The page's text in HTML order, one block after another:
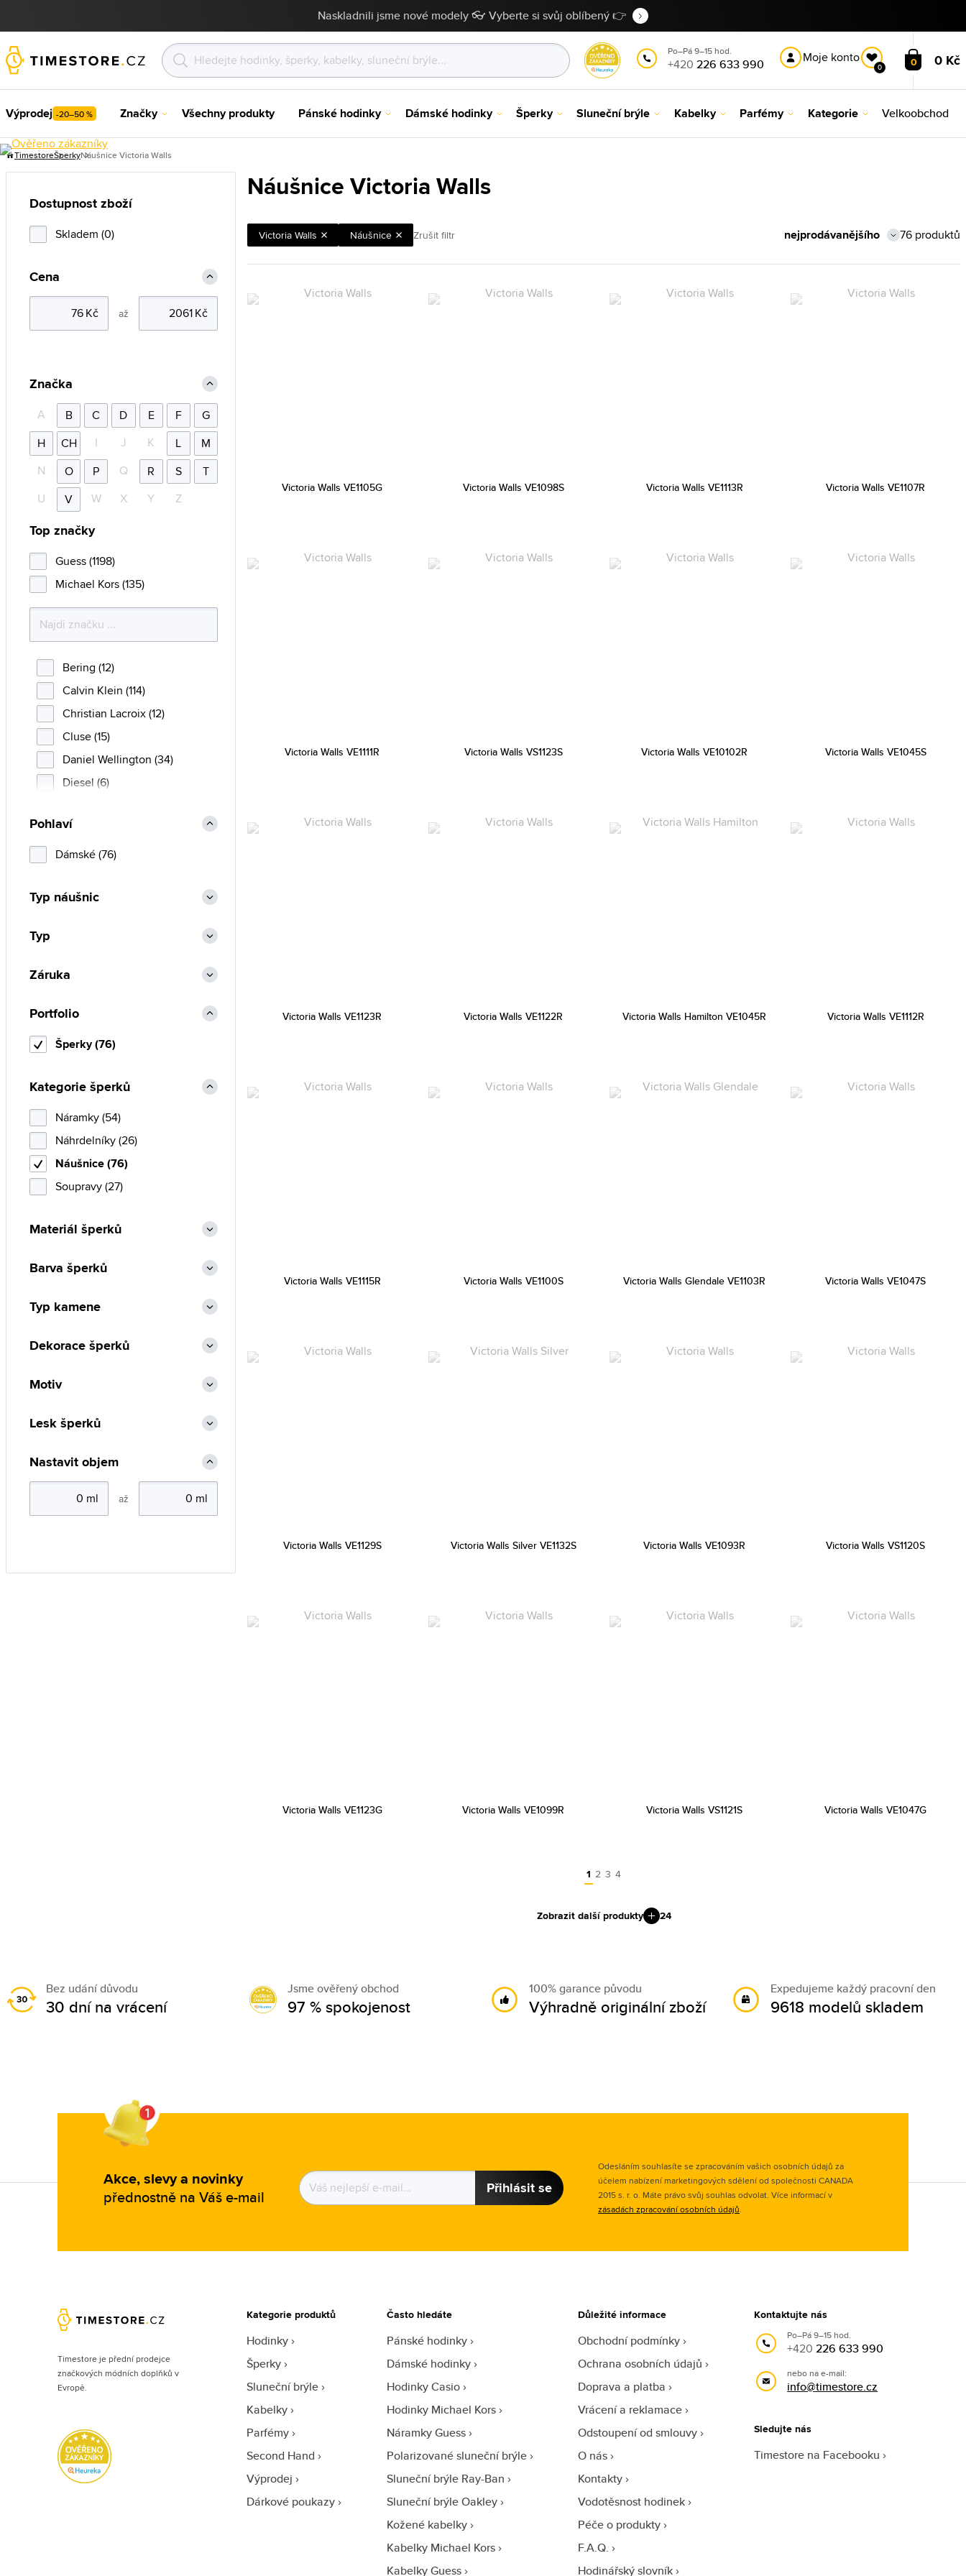
Naskladnili jsme nové modely 👓 Vyberte si svůj oblíbený 👉
Po–Pá 9–15 hod.
+420 226 633 990 Moje konto
0 0 0 Kč
Výprodej -20–50 % Značky Všechny produkty Pánské hodinky Dámské hodinky Šperky Sluneční brýle Kabelky Parfémy Kategorie Velkoobchod
TimestoreŠperkyNáušnice Victoria Walls
Náušnice Victoria Walls
Victoria Walls Náušnice Zrušit filtr 76 produktů
Victoria Walls VE1105G Victoria Walls VE1098S Victoria Walls VE1113R Victoria Walls VE1107R
Victoria Walls VE1111R Victoria Walls VS1123S Victoria Walls VE10102R Victoria Walls VE1045S
Victoria Walls VE1123R Victoria Walls VE1122R Victoria Walls Hamilton VE1045R Victoria Walls VE1112R
Victoria Walls VE1115R Victoria Walls VE1100S Victoria Walls Glendale VE1103R Victoria Walls VE1047S
Victoria Walls VE1129S Victoria Walls Silver VE1132S Victoria Walls VE1093R Victoria Walls VS1120S
Victoria Walls VE1123G Victoria Walls VE1099R Victoria Walls VS1121S Victoria Walls VE1047G
1 2 3 4
Zobrazit další produkty 24
Dostupnost zboží
Skladem (0)
Cena
až
Značka
A B C D E F
G
H
CH I J K L
M
N
O P Q R S
T
U
V W X Y Z
Top značky
Guess (1198)
Michael Kors (135)
Bering (12)
Calvin Klein (114)
Christian Lacroix (12)
Cluse (15)
Daniel Wellington (34)
Diesel (6)
Emporio Armani (83)
Esprit (52)
Guess (1198)
Olivia Burton (24)
Rosefield (105)
Swarovski (95)
Thomas Sabo (1)
Tommy Hilfiger (256)
TS (252)
Pohlaví
Dámské (76)
Typ náušnic
Typ
Záruka
Portfolio
Šperky (76)
Kategorie šperků
Náramky (54)
Náhrdelníky (26)
Náušnice (76)
Soupravy (27)
Materiál šperků
Barva šperků
Typ kamene
Dekorace šperků
Motiv
Lesk šperků
Nastavit objem
až
Bez udání důvodu
30 dní na vrácení
Jsme ověřený obchod
97 % spokojenost
100% garance původu
Výhradně originální zboží
Expedujeme každý pracovní den
9618 modelů skladem
Akce, slevy a novinky
přednostně na Váš e-mail Přihlásit se
Odesláním souhlasíte se zpracováním vašich osobních údajů za
účelem nabízení marketingových sdělení od společnosti CANADA
2015 s. r. o. Máte právo svůj souhlas odvolat. Více informací v
zásadách zpracování osobních údajů.
Timestore je přední prodejce
značkových módních doplňků v
Evropě.
Kategorie produktů
Hodinky
Šperky
Sluneční brýle
Kabelky
Parfémy
Second Hand
Výprodej
Dárkové poukazy
Často hledáte
Pánské hodinky
Dámské hodinky
Hodinky Casio
Hodinky Michael Kors
Náramky Guess
Polarizované sluneční brýle
Sluneční brýle Ray-Ban
Sluneční brýle Oakley
Kožené kabelky
Kabelky Michael Kors
Kabelky Guess
Důležité informace
Obchodní podmínky
Ochrana osobních údajů
Doprava a platba
Vrácení a reklamace
Odstoupení od smlouvy
O nás
Kontakty
Vodotěsnost hodinek
Péče o produkty
F.A.Q.
Hodinářský slovník
Kontaktujte nás
Po–Pá 9–15 hod.
+420226 633 990
nebo na e-mail:
info@timestore.cz
Sledujte nás
Timestore na Facebooku